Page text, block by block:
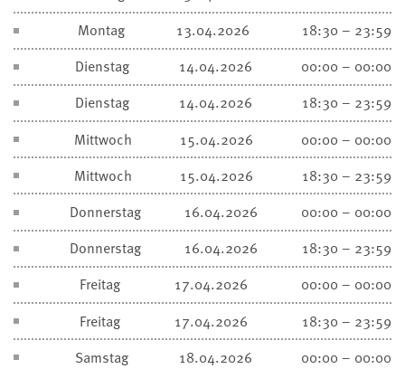
Montag
13.04.2026
18:30 – 23:59
Dienstag
14.04.2026
00:00 – 00:00
Dienstag
14.04.2026
18:30 – 23:59
Mittwoch
15.04.2026
00:00 – 00:00
Mittwoch
15.04.2026
18:30 – 23:59
Donnerstag
16.04.2026
00:00 – 00:00
Donnerstag
16.04.2026
18:30 – 23:59
Freitag
17.04.2026
00:00 – 00:00
Freitag
17.04.2026
18:30 – 23:59
Samstag
18.04.2026
00:00 – 00:00